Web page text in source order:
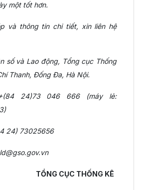
một tốt hơn.
và thông tin chi tiết, xin liên hệ
số và Lao động, Tổng cục Thống
Thanh, Đống Đa, Hà Nội.
24)73 046 666 (máy lẻ:
73025656
TỔNG CỤC THỐNG KÊ